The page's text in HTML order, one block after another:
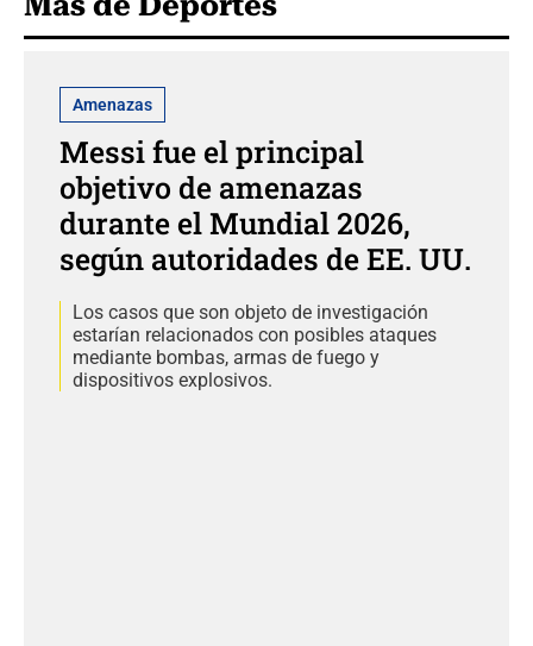
Amenazas
Messi fue el principal
objetivo de amenazas
durante el Mundial 2026,
según autoridades de EE. UU.
Los casos que son objeto de investigación
estarían relacionados con posibles ataques
mediante bombas, armas de fuego y
dispositivos explosivos.